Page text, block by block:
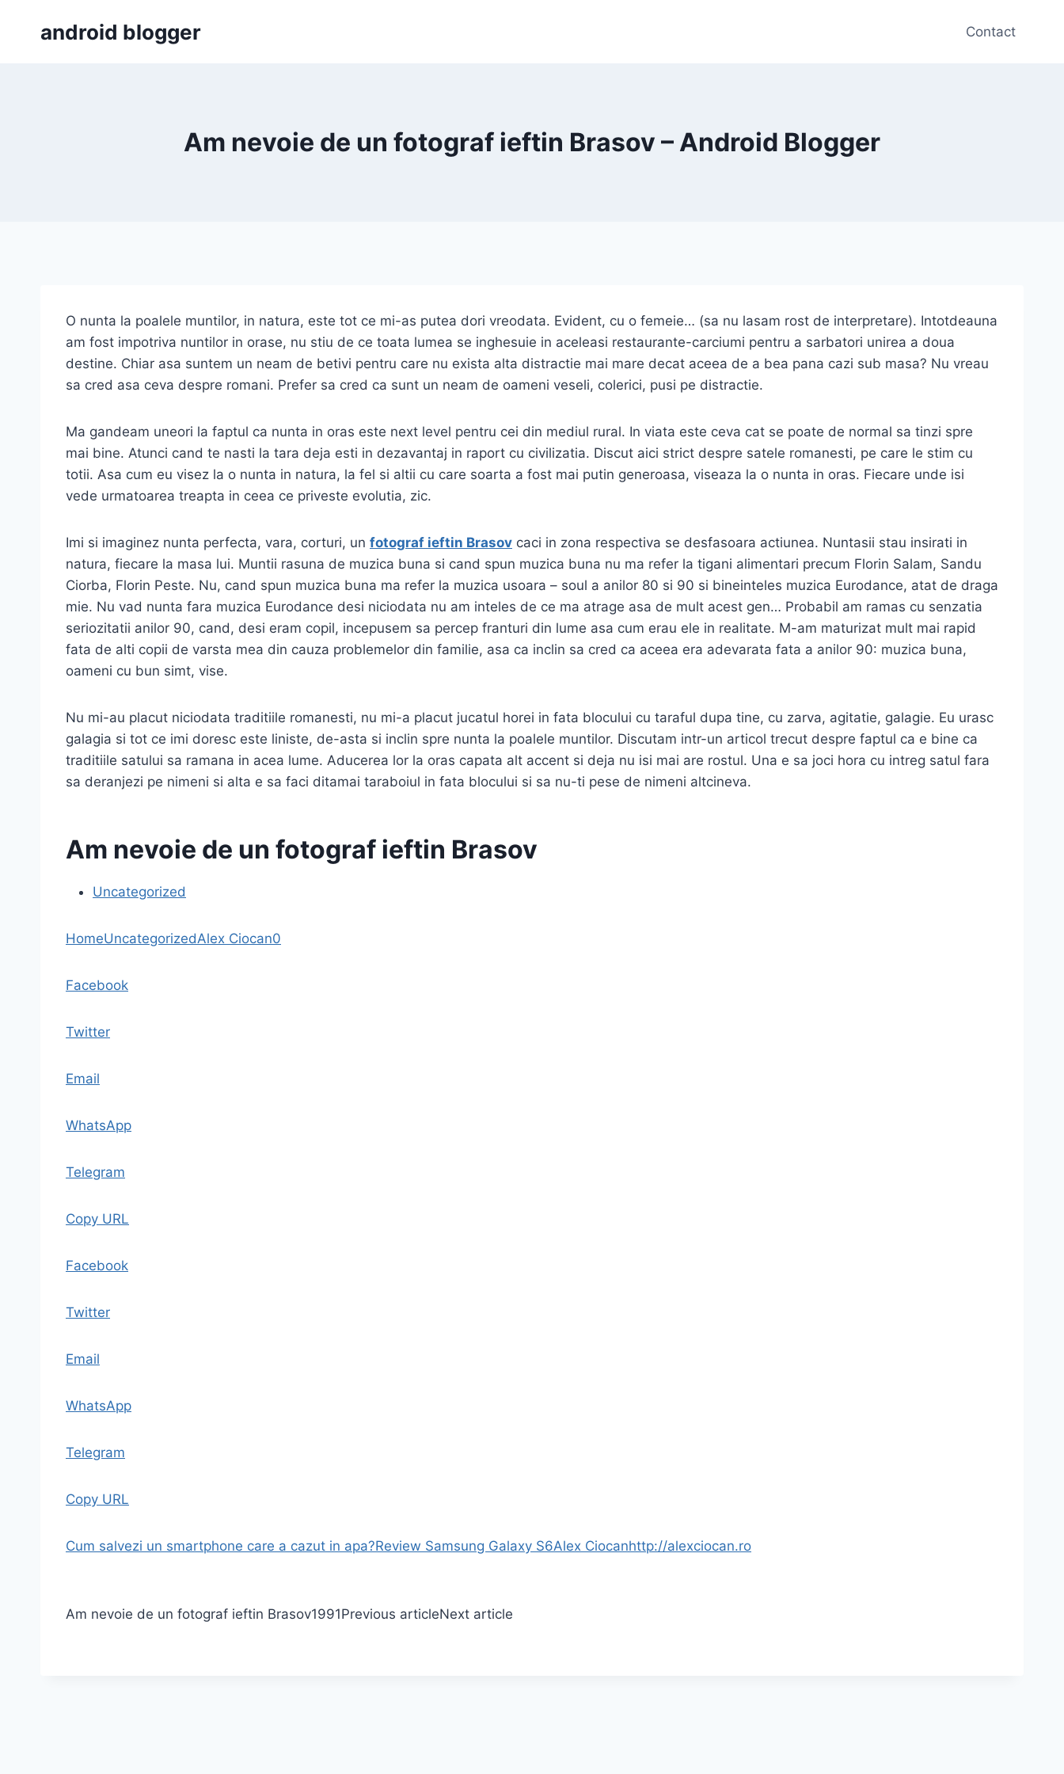
android blogger Contact
Am nevoie de un fotograf ieftin Brasov – Android Blogger
O nunta la poalele muntilor, in natura, este tot ce mi-as putea dori vreodata. Evident, cu o femeie… (sa nu lasam rost de interpretare). Intotdeauna
am fost impotriva nuntilor in orase, nu stiu de ce toata lumea se inghesuie in aceleasi restaurante-carciumi pentru a sarbatori unirea a doua
destine. Chiar asa suntem un neam de betivi pentru care nu exista alta distractie mai mare decat aceea de a bea pana cazi sub masa? Nu vreau
sa cred asa ceva despre romani. Prefer sa cred ca sunt un neam de oameni veseli, colerici, pusi pe distractie.
Ma gandeam uneori la faptul ca nunta in oras este next level pentru cei din mediul rural. In viata este ceva cat se poate de normal sa tinzi spre
mai bine. Atunci cand te nasti la tara deja esti in dezavantaj in raport cu civilizatia. Discut aici strict despre satele romanesti, pe care le stim cu
totii. Asa cum eu visez la o nunta in natura, la fel si altii cu care soarta a fost mai putin generoasa, viseaza la o nunta in oras. Fiecare unde isi
vede urmatoarea treapta in ceea ce priveste evolutia, zic.
Imi si imaginez nunta perfecta, vara, corturi, un fotograf ieftin Brasov caci in zona respectiva se desfasoara actiunea. Nuntasii stau insirati in
natura, fiecare la masa lui. Muntii rasuna de muzica buna si cand spun muzica buna nu ma refer la tigani alimentari precum Florin Salam, Sandu
Ciorba, Florin Peste. Nu, cand spun muzica buna ma refer la muzica usoara – soul a anilor 80 si 90 si bineinteles muzica Eurodance, atat de draga
mie. Nu vad nunta fara muzica Eurodance desi niciodata nu am inteles de ce ma atrage asa de mult acest gen… Probabil am ramas cu senzatia
seriozitatii anilor 90, cand, desi eram copil, incepusem sa percep franturi din lume asa cum erau ele in realitate. M-am maturizat mult mai rapid
fata de alti copii de varsta mea din cauza problemelor din familie, asa ca inclin sa cred ca aceea era adevarata fata a anilor 90: muzica buna,
oameni cu bun simt, vise.
Nu mi-au placut niciodata traditiile romanesti, nu mi-a placut jucatul horei in fata blocului cu taraful dupa tine, cu zarva, agitatie, galagie. Eu urasc
galagia si tot ce imi doresc este liniste, de-asta si inclin spre nunta la poalele muntilor. Discutam intr-un articol trecut despre faptul ca e bine ca
traditiile satului sa ramana in acea lume. Aducerea lor la oras capata alt accent si deja nu isi mai are rostul. Una e sa joci hora cu intreg satul fara
sa deranjezi pe nimeni si alta e sa faci ditamai taraboiul in fata blocului si sa nu-ti pese de nimeni altcineva.
Am nevoie de un fotograf ieftin Brasov
Uncategorized
HomeUncategorizedAlex Ciocan0
Facebook
Twitter
Email
WhatsApp
Telegram
Copy URL
Facebook
Twitter
Email
WhatsApp
Telegram
Copy URL
Cum salvezi un smartphone care a cazut in apa?Review Samsung Galaxy S6Alex Ciocanhttp://alexciocan.ro
Am nevoie de un fotograf ieftin Brasov1991Previous articleNext article